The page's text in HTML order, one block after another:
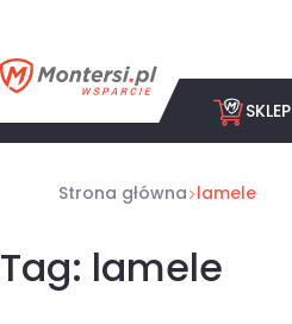
treści
SKLEP
Strona główna lamele
Tag: lamele